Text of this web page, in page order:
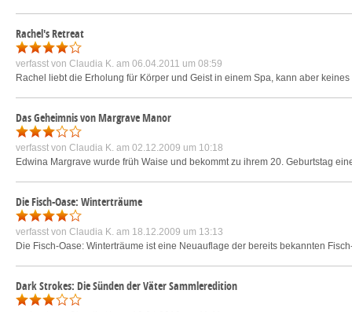
Rachel's Retreat
verfasst von Claudia K. am 06.04.2011 um 08:59
Rachel liebt die Erholung für Körper und Geist in einem Spa, kann aber
Das Geheimnis von Margrave Manor
verfasst von Claudia K. am 02.12.2009 um 10:18
Edwina Margrave wurde früh Waise und bekommt zu ihrem 20. Geburtstag
Die Fisch-Oase: Winterträume
verfasst von Claudia K. am 18.12.2009 um 13:13
Die Fisch-Oase: Winterträume ist eine Neuauflage der bereits bekannten
Dark Strokes: Die Sünden der Väter Sammleredition